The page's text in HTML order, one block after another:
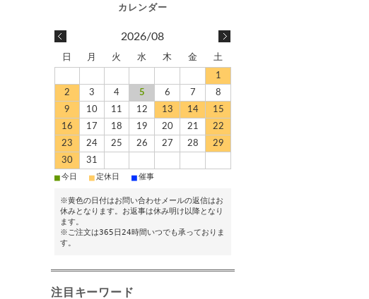
2026/08
日 月 火 水 木 金 土
1
2
3 4 5 6 7
8
9
10 11 12 13 14
15
16
17 18 19 20 21
22
23
24 25 26 27 28
29
30
31
■今日 ■ 定休日 ■催事
※黄色の日付はお問い合わせメールの返信はお
休みとなります。お返事は休み明け以降となり
ます。
※ご注文は365日24時間いつでも承っておりま
す。
注目キーワード